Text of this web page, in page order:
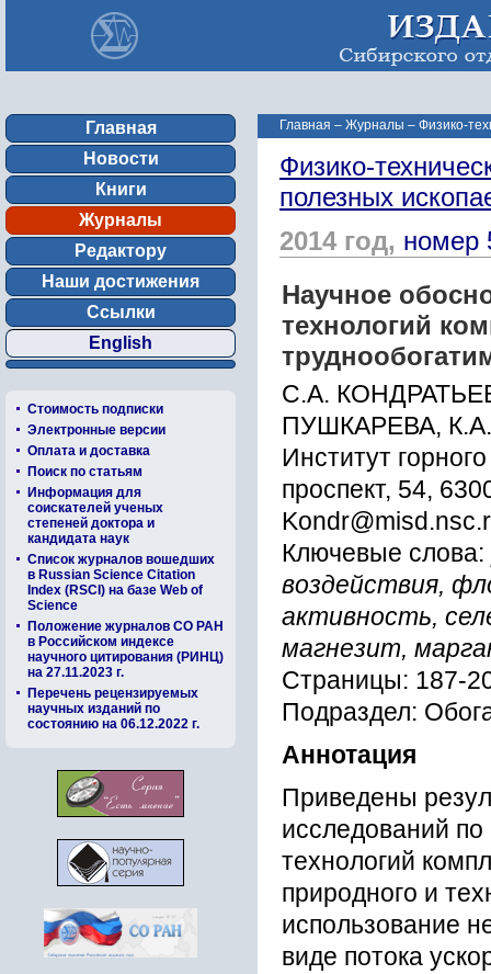
Главная
Новости
Книги
Журналы
Редактору
Наши достижения
Ссылки
English
Стоимость подписки
Электронные версии
Оплата и доставка
Поиск по статьям
Информация для
соискателей ученых
степеней доктора и
кандидата наук
Список журналов вошедших
в Russian Science Citation
Index (RSCI) на базе Web of
Science
Положение журналов СО РАН
в Российском индексе
научного цитирования (РИНЦ)
на 27.11.2023 г.
Перечень рецензируемых
научных изданий по
состоянию на 06.12.2022 г.
Главная – Журналы – Физико-
Физико-
полезных
2014 год, номер
Научное
технологий
С.А.
ПУШКАРЕВА,
Институт
проспект, 54,
Ключевые слова:
воздействия,
активность,
магнезит,
Страницы: 187-
Подраздел:
Аннотация
Приведены
исследований
технологий
природного и
использование
виде потока